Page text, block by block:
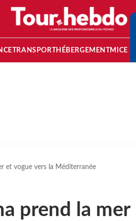
TRANSPORT HÉBERGEMENTMICE
et vogue vers la Méditerranée
prend la mer